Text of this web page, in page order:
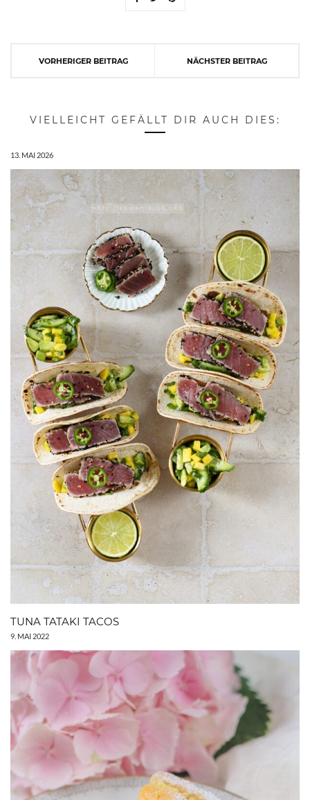
VORHERIGER BEITRAG NÄCHSTER BEITRAG
VIELLEICHT GEFÄLLT DIR AUCH DIES:
13. MAI 2026
TUNA TATAKI TACOS
9. MAI 2022